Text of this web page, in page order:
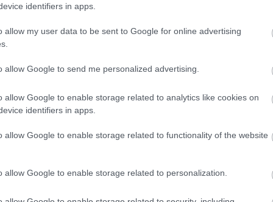
identifiers in apps.
allow my user data to be sent to Google for online advertising
allow Google to send me personalized advertising.
allow Google to enable storage related to analytics like cookies on
identifiers in apps.
allow Google to enable storage related to functionality of the website
allow Google to enable storage related to personalization.
INDÍTSD EL MÉG EGYSZER -
hogy szexszimbólum lettem. Ez minden idők legforróbb
fog lönni. Annyi pénz van a zsebemben, hogy már kilóg. A
a lelkemet. Labdába nem rúg itt, aki nem eredeti. Kevés az
lény. Miért nem félhetek úgy,…